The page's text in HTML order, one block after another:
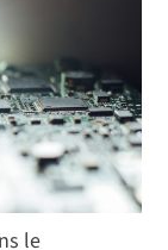
le